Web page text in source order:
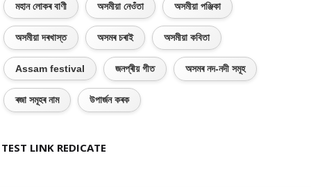
মহান লোকৰ বাণী অসমীয়া নেওঁতা অসমীয়া পঞ্জিকা
অসমীয়া দৰখাস্ত অসমৰ চৰাই অসমীয়া কবিতা
Assam festival জনপ্ৰীয় গীত অসমৰ নদ-নদী সমূহ
ৰজা সমূহৰ নাম উপাৰ্জন কৰক
TEST LINK REDICATE